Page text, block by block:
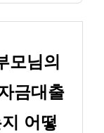
모님의
금대출
어떻